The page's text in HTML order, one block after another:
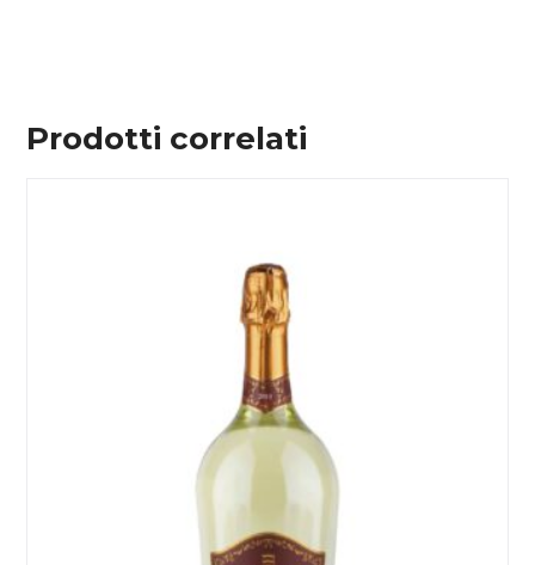
Prodotti correlati